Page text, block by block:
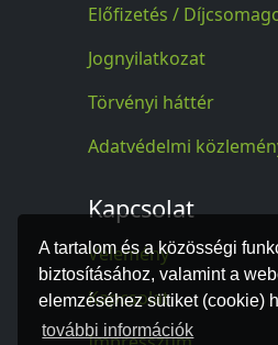
A tartalom és a közösségi
biztosításához, valamint a
elemzéséhez sütiket (cookie)
további információk
Előfizetés /
Jognyilatkozat
Törvényi háttér
Adatvédelmi
Kapcsolat
Vélemény
Kapcsolat